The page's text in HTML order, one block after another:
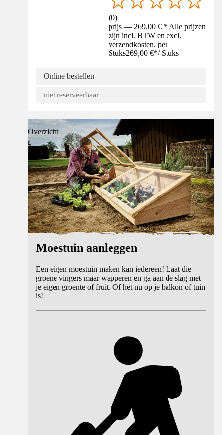
(0)
prijs — 269,00 € * Alle prijzen
zijn incl. BTW en excl.
verzendkosten. per
Stuks269,00 €*/ Stuks
Online bestellen
niet reserveerbaar
Overzicht
Moestuin aanleggen
Een eigen moestuin maken kan iedereen! Laat die
groene vingers maar wapperen en ga aan de slag met
je eigen groente of fruit. Of het nu op je balkon of tuin
is!